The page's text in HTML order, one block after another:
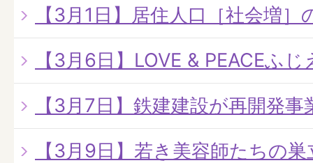
【3月1日】居住人口［社会増
【3月6日】LOVE & PEACEふ
【3月7日】鉄建建設が再開発事
【3月9日】若き美容師たちの